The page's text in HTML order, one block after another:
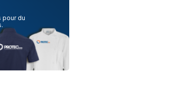
pour du